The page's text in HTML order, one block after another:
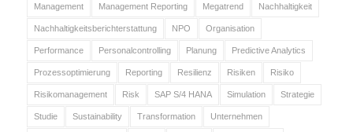
Management Management Reporting Megatrend Nachhaltigkeit
Nachhaltigkeitsberichterstattung NPO Organisation
Performance Personalcontrolling Planung Predictive Analytics
Prozessoptimierung Reporting Resilienz Risiken Risiko
Risikomanagement Risk SAP S/4 HANA Simulation Strategie
Studie Sustainability Transformation Unternehmen